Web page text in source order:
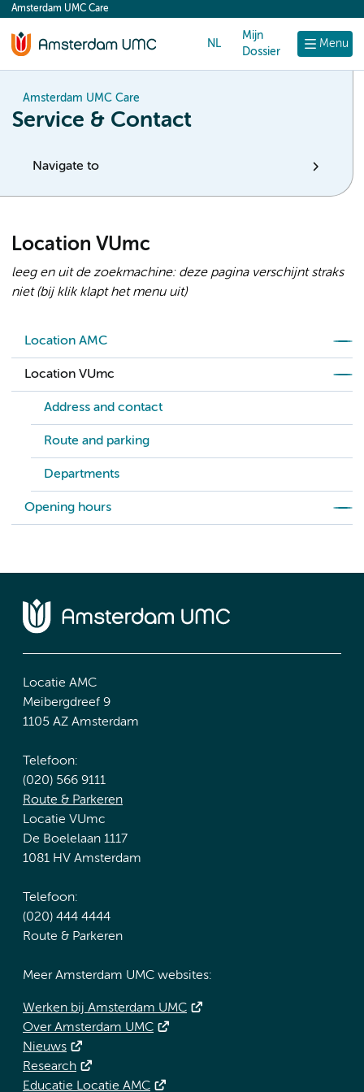
content
Menu
Amsterdam UMC Care
NL
Mijn
Dossier
Amsterdam UMC Care
Service & Contact
Navigate to
Location AMC
Location VUmc
Address and contact
Route and parking
Departments
Opening hours
Location VUmc
leeg en uit de zoekmachine: deze pagina verschijnt straks
niet (bij klik klapt het menu uit)
Locatie AMC
Meibergdreef 9
1105 AZ Amsterdam
Telefoon:
(020) 566 9111
Route & Parkeren
Locatie VUmc
De Boelelaan 1117
1081 HV Amsterdam
Telefoon:
(020) 444 4444
Route & Parkeren
Meer Amsterdam UMC websites:
Werken bij Amsterdam UMC
Over Amsterdam UMC
Nieuws
Research
Educatie Locatie AMC